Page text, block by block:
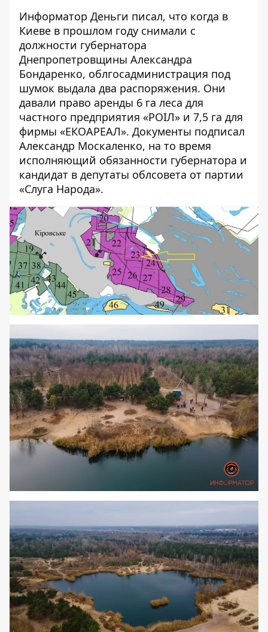
Информатор Деньги писал, что когда в
Киеве в прошлом году снимали с
должности губернатора
Днепропетровщины Александра
Бондаренко, облгосадминистрация под
шумок выдала два распоряжения. Они
давали право аренды 6 га леса для
частного предприятия «РОІЛ» и 7,5 га для
фирмы «ЕКОАРЕАЛ». Документы подписал
Александр Москаленко, на то время
исполняющий обязанности губернатора и
кандидат в депутаты облсовета от партии
«Слуга Народа».